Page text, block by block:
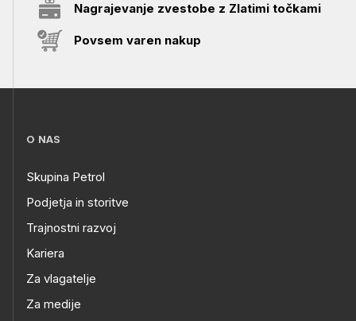
Nagrajevanje zvestobe z Zlatimi točkami
Povsem varen nakup
O NAS
Skupina Petrol
Podjetja in storitve
Trajnostni razvoj
Kariera
Za vlagatelje
Za medije